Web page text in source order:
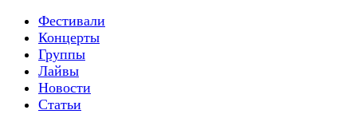
Фестивали
Концерты
Группы
Лайвы
Новости
Статьи